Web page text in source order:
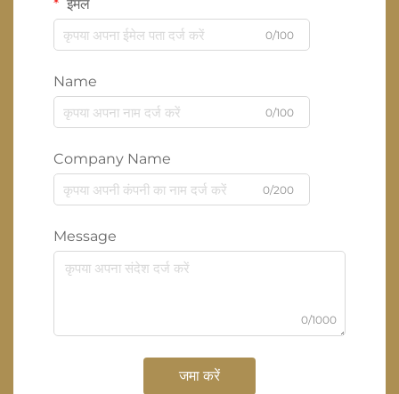
ईमेल
0/100
Name
0/100
Company Name
0/200
Message
0/1000
जमा करें